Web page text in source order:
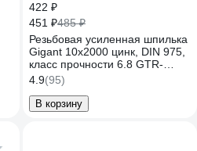
422 ₽
451 ₽485 ₽
Резьбовая усиленная шпилька
Gigant 10x2000 цинк, DIN 975,
класс прочности 6.8 GTR-
68102000
4.9(95)
В корзину